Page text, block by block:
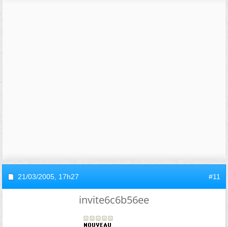
21/03/2005, 17h27 #11
invite6c6b56ee